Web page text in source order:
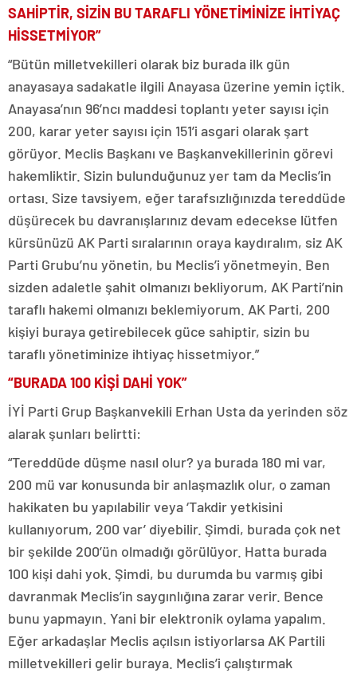
SAHİPTİR, SİZİN BU TARAFLI YÖNETİMİNİZE İHTİYAÇ
HİSSETMİYOR”
“Bütün milletvekilleri olarak biz burada ilk gün
anayasaya sadakatle ilgili Anayasa üzerine yemin içtik.
Anayasa’nın 96’ncı maddesi toplantı yeter sayısı için
200, karar yeter sayısı için 151’i asgari olarak şart
görüyor. Meclis Başkanı ve Başkanvekillerinin görevi
hakemliktir. Sizin bulunduğunuz yer tam da Meclis’in
ortası. Size tavsiyem, eğer tarafsızlığınızda tereddüde
düşürecek bu davranışlarınız devam edecekse lütfen
kürsünüzü AK Parti sıralarının oraya kaydıralım, siz AK
Parti Grubu’nu yönetin, bu Meclis’i yönetmeyin. Ben
sizden adaletle şahit olmanızı bekliyorum, AK Parti’nin
taraflı hakemi olmanızı beklemiyorum. AK Parti, 200
kişiyi buraya getirebilecek güce sahiptir, sizin bu
taraflı yönetiminize ihtiyaç hissetmiyor.”
“BURADA 100 KİŞİ DAHİ YOK”
İYİ Parti Grup Başkanvekili Erhan Usta da yerinden söz
alarak şunları belirtti:
“Tereddüde düşme nasıl olur? ya burada 180 mi var,
200 mü var konusunda bir anlaşmazlık olur, o zaman
hakikaten bu yapılabilir veya ‘Takdir yetkisini
kullanıyorum, 200 var’ diyebilir. Şimdi, burada çok net
bir şekilde 200’ün olmadığı görülüyor. Hatta burada
100 kişi dahi yok. Şimdi, bu durumda bu varmış gibi
davranmak Meclis’in saygınlığına zarar verir. Bence
bunu yapmayın. Yani bir elektronik oylama yapalım.
Eğer arkadaşlar Meclis açılsın istiyorlarsa AK Partili
milletvekilleri gelir buraya. Meclis’i çalıştırmak